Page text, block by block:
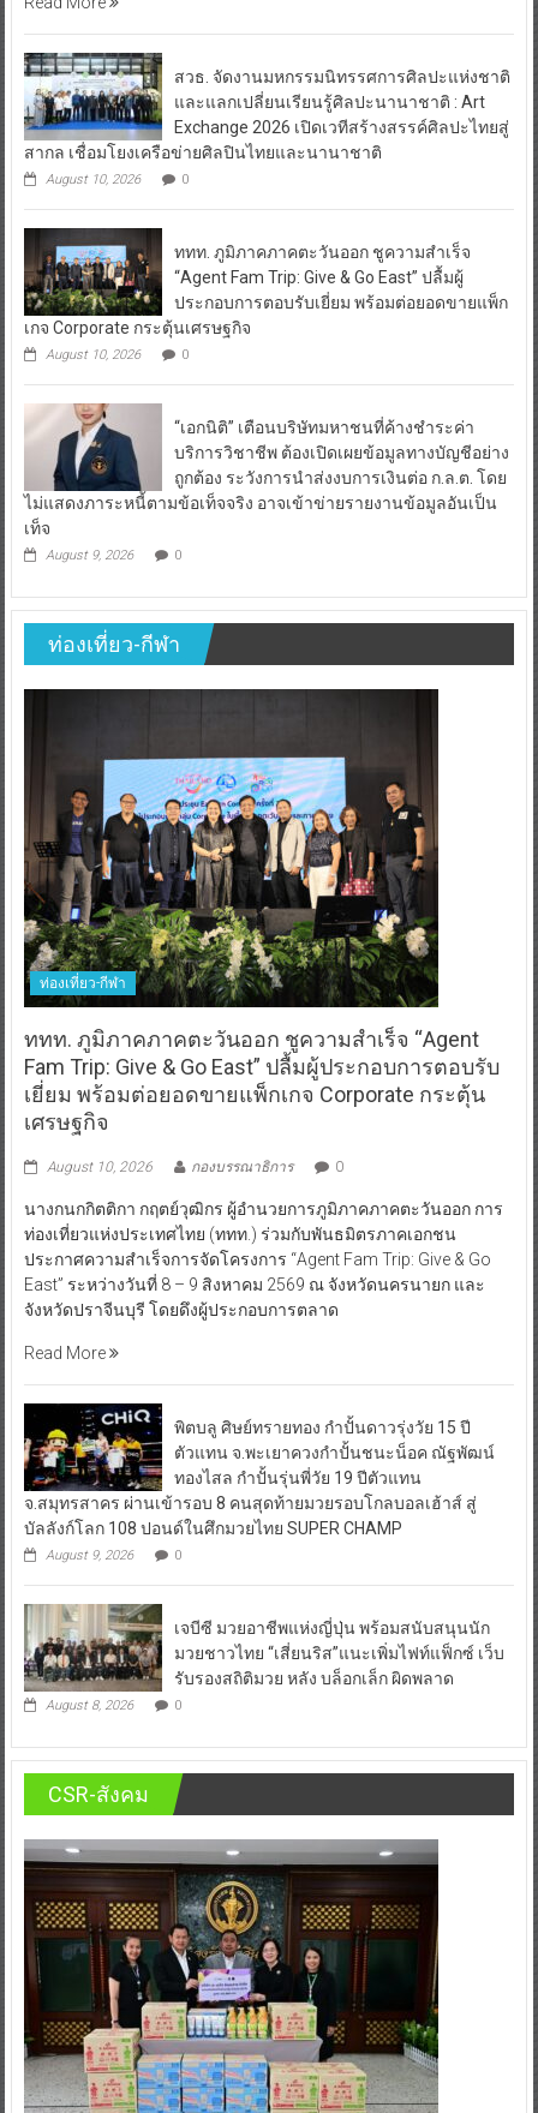
สวธ. จัดงานมหกรรมนิทรรศการศิลปะแห่งชาติ
และแลกเปลี่ยนเรียนรู้ศิลปะนานาชาติ : Art
Exchange 2026 เปิดเวทีสร้างสรรค์ศิลปะไทยสู่
สากล เชื่อมโยงเครือข่ายศิลปินไทยและนานาชาติ
August 10, 2026 0
ททท. ภูมิภาคภาคตะวันออก ชูความสำเร็จ
“Agent Fam Trip: Give & Go East” ปลื้มผู้
ประกอบการตอบรับเยี่ยม พร้อมต่อยอดขายแพ็ก
เกจ Corporate กระตุ้นเศรษฐกิจ
August 10, 2026 0
“เอกนิติ” เตือนบริษัทมหาชนที่ค้างชำระค่า
บริการวิชาชีพ ต้องเปิดเผยข้อมูลทางบัญชีอย่าง
ถูกต้อง ระวังการนำส่งงบการเงินต่อ ก.ล.ต. โดย
ไม่แสดงภาระหนี้ตามข้อเท็จจริง อาจเข้าข่ายรายงานข้อมูลอันเป็น
เท็จ
August 9, 2026 0
ท่องเที่ยว-กีฬา
ท่องเที่ยว-กีฬา
ททท. ภูมิภาคภาคตะวันออก ชูความสำเร็จ “Agent
Fam Trip: Give & Go East” ปลื้มผู้ประกอบการตอบรับ
เยี่ยม พร้อมต่อยอดขายแพ็กเกจ Corporate กระตุ้น
เศรษฐกิจ
August 10, 2026 กองบรรณาธิการ 0
นางกนกกิตติกา กฤตย์วุฒิกร ผู้อำนวยการภูมิภาคภาคตะวันออก การ
ท่องเที่ยวแห่งประเทศไทย (ททท.) ร่วมกับพันธมิตรภาคเอกชน
ประกาศความสำเร็จการจัดโครงการ “Agent Fam Trip: Give & Go
East” ระหว่างวันที่ 8 – 9 สิงหาคม 2569 ณ จังหวัดนครนายก และ
จังหวัดปราจีนบุรี โดยดึงผู้ประกอบการตลาด
Read More
พิตบลู ศิษย์ทรายทอง กำปั้นดาวรุ่งวัย 15 ปี
ตัวแทน จ.พะเยาควงกำปั้นชนะน็อค ณัฐพัฒน์
ทองไสล กำปั้นรุ่นพี่วัย 19 ปีตัวแทน
จ.สมุทรสาคร ผ่านเข้ารอบ 8 คนสุดท้ายมวยรอบโกลบอลเฮ้าส์ สู่
บัลลังก์โลก 108 ปอนด์ในศึกมวยไทย SUPER CHAMP
August 9, 2026 0
เจบีซี มวยอาชีพแห่งญี่ปุ่น พร้อมสนับสนุนนัก
มวยชาวไทย “เสี่ยนริส”แนะเพิ่มไฟท์แฟ็กซ์ เว็บ
รับรองสถิติมวย หลัง บล็อกเล็ก ผิดพลาด
August 8, 2026 0
CSR-สังคม